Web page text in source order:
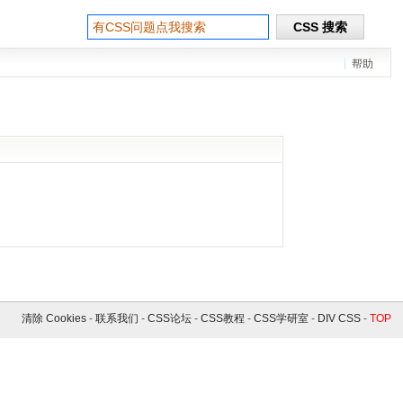
帮助
清除 Cookies- 联系我们 - CSS论坛- CSS教程 - CSS学研室- DIV CSS- TOP